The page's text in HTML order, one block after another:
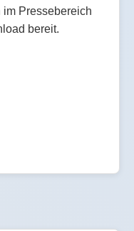
Pressebereich
bereit.